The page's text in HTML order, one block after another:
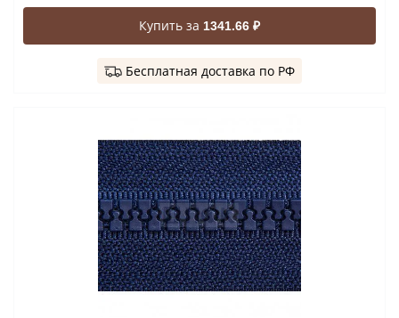
Купить за 1341.66 ₽
Бесплатная доставка по РФ